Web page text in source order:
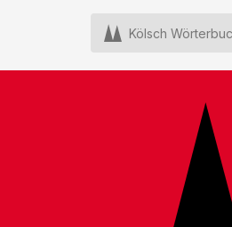
Kölsch